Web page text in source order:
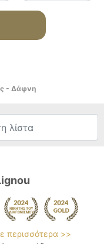
- Δάφνη
περισσότερα >>